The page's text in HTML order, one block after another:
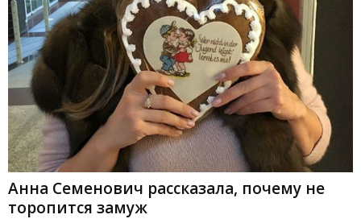
Анна Семенович рассказала, почему не
торопится замуж